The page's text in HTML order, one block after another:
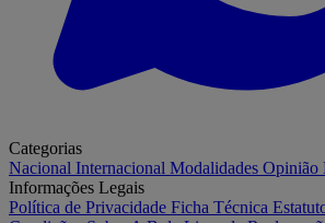
Categorias
Nacional Internacional Modalidades Opinião
Informações Legais
Política de Privacidade Ficha Técnica